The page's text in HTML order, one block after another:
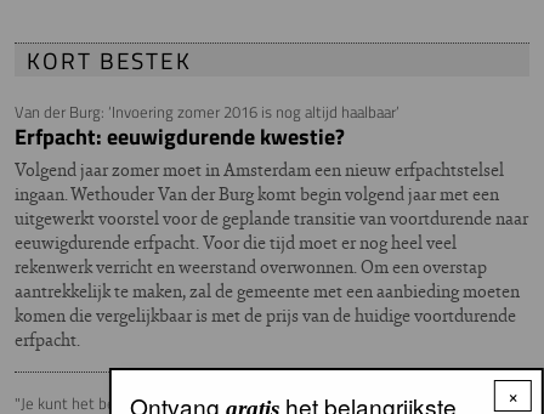
KORT BESTEK
Van der Burg: ‘Invoering zomer 2016 is nog altijd haalbaar’
Erfpacht: eeuwigdurende kwestie?
Volgend jaar zomer moet in Amsterdam een nieuw erfpachtstelsel
ingaan. Wethouder Van der Burg komt begin volgend jaar met een
uitgewerkt voorstel voor de geplande transitie van voortdurende naar
eeuwigdurende erfpacht. Voor die tijd moet er nog heel veel
rekenwerk verricht en weerstand overwonnen. Om een overstap
aantrekkelijk te maken, zal de gemeente met een aanbieding moeten
komen die vergelijkbaar is met de prijs van de huidige voortdurende
erfpacht.
"Je kunt het beter van je buren horen" ×
Ontvang gratishet belangrijkste